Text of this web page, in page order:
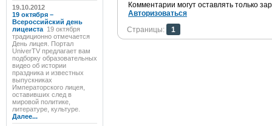
19.10.2012
19 октября –
Всероссийский день
лицеиста 19 октября
традиционно отмечается
День лицея. Портал
UniverTV предлагает вам
подборку образовательных
видео об истории
праздника и известных
выпускниках
Императорского лицея,
оставивших след в
мировой политике,
литературе, культуре.
Далее...
Комментарии могут оставлять только
Авторизоваться
Страницы:
1